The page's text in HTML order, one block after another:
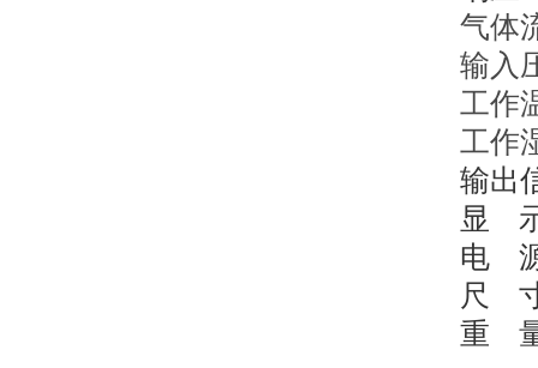
气体
输入
工作
工作
输出
显
电
尺
重